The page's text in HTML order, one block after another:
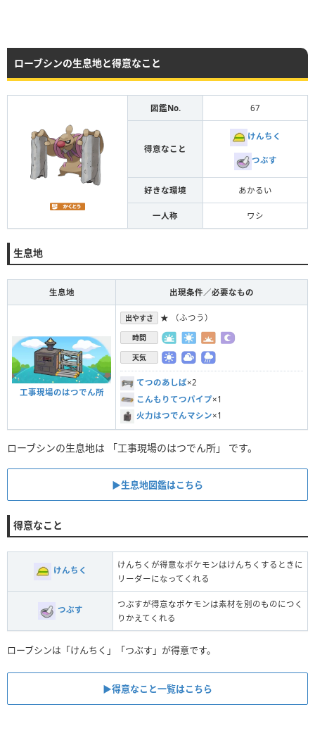
ローブシンの生息地と得意なこと
図鑑No. 67
得意なこと
けんちく
つぶす
好きな環境 あかるい
一人称 ワシ
生息地
生息地 出現条件／必要なもの
工事現場のはつでん所
出やすさ ★ （ふつう）
時間
天気
てつのあしば×2
こんもりてつパイプ×1
火力はつでんマシン×1
ローブシンの生息地は 「工事現場のはつでん所」 です。
▶︎生息地図鑑はこちら
得意なこと
けんちく
けんちくが得意なポケモンはけんちくするときに
リーダーになってくれる
つぶす
つぶすが得意なポケモンは素材を別のものにつく
りかえてくれる
ローブシンは「けんちく」「つぶす」が得意です。
▶︎得意なこと一覧はこちら